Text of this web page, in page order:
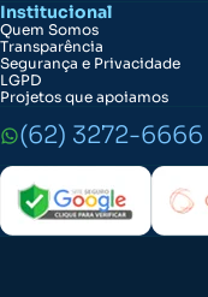
Institucional
Quem Somos
Transparência
Segurança e Privacidade
LGPD
Projetos que apoiamos
(62) 3272-6666